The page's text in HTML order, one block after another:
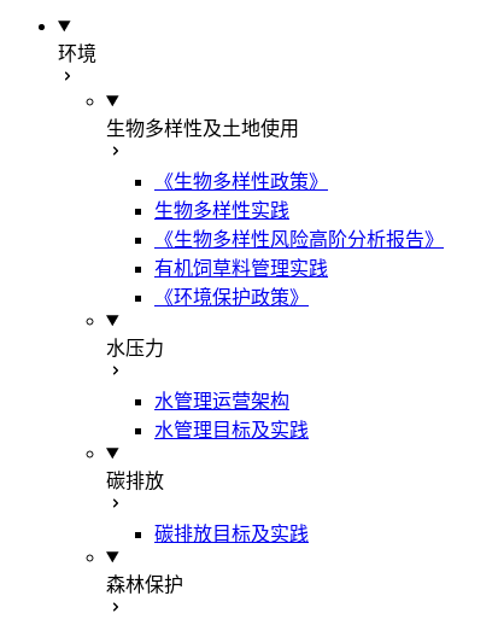
环境
生物多样性及土地使用
《生物多样性政策》
生物多样性实践
《生物多样性风险高阶分析报告》
有机饲草料管理实践
《环境保护政策》
水压力
水管理运营架构
水管理目标及实践
碳排放
碳排放目标及实践
森林保护